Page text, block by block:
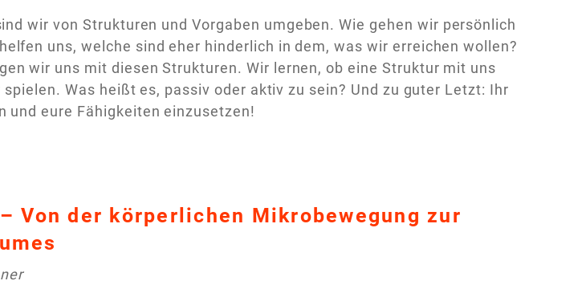
wir von Strukturen und Vorgaben umgeben. Wie gehen wir persönlich
uns, welche sind eher hinderlich in dem, was wir erreichen wollen?
wir uns mit diesen Strukturen. Wir lernen, ob eine Struktur mit uns
Was heißt es, passiv oder aktiv zu sein? Und zu guter Letzt: Ihr
und eure Fähigkeiten einzusetzen!
Von der körperlichen Mikrobewegung zur